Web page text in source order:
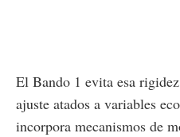
El Bando 1 evita esa
ajuste atados a variables
incorpora mecanismos de